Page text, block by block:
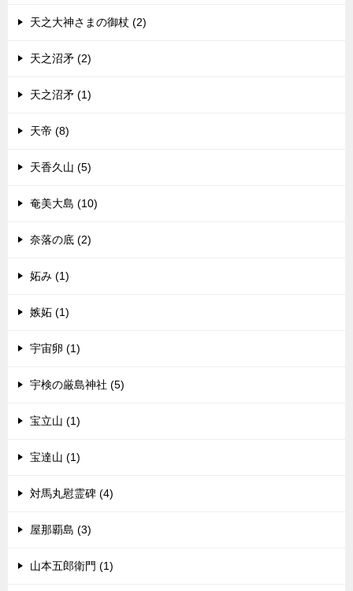
天之大神さまの御杖 (2)
天之沼矛 (2)
天之沼矛 (1)
天帝 (8)
天香久山 (5)
奄美大島 (10)
奈落の底 (2)
妬み (1)
嫉妬 (1)
宇宙卵 (1)
宇検の厳島神社 (5)
宝立山 (1)
宝達山 (1)
対馬丸慰霊碑 (4)
屋那覇島 (3)
山本五郎衛門 (1)